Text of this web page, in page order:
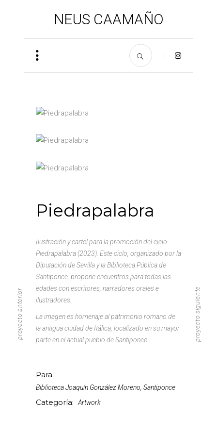
NEUS CAAMAÑO
Piedrapalabra
Ilustración y cartel para la promoción del ciclo
Piedrapalabra (2023). Este ciclo, organizado por la
Diputación de Sevilla y la Biblioteca Pública de
Santiponce, propone encuentros para todas las
edades con escritores, narradores orales e
ilustradores.
La imagen es homenaje al patrimonio romano de
la antigua ciudad de Itálica, localizado en su mayor
parte en el actual pueblo de Santiponce.
Para:
Biblioteca Joaquín González Moreno, Santiponce
Categoría: Artwork
proyecto anterior proyecto siguiente